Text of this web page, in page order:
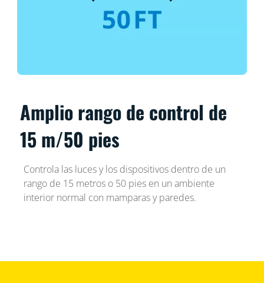
Amplio rango de control de
15 m/50 pies
Controla las luces y los dispositivos dentro de un
rango de 15 metros o 50 pies en un ambiente
interior normal con mamparas y paredes.